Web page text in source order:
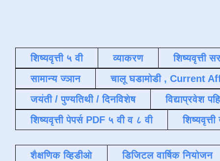
शिष्यवृत्ती ५ वी व्याकरण
शिष्यवृत्ती
सामान्य ज्ञान
चालू घडामोडी , Current
जयंती / पुण्यतिथी / दिनविशेष
विद्याप्रवेश
शिष्यवृत्ती पेपर्स PDF ५ वी व ८ वी
शैक्षणिक व्हिडीओ
डिजिटल वार्षिक नियोजन